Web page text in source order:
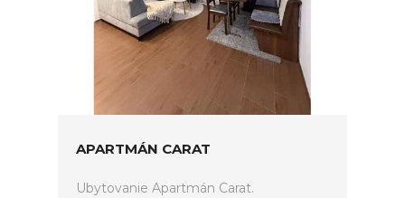
APARTMÁN CARAT
Ubytovanie Apartmán Carat.